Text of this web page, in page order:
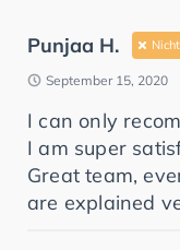
Punjaa H.
September 15, 2020
I can only
I am super
Great team,
are explained